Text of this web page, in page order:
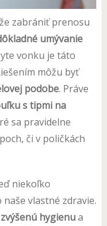
zabrániť prenosu
umývanie
vonku je táto
môžu byť
podobe. Práve
s tipmi na
sa pravidelne
či v poličkách
niekoľko
vlastné zdravie.
hygienua